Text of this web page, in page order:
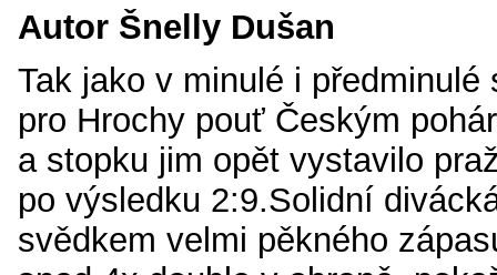
Autor Šnelly Dušan
Tak jako v minulé i předminulé
pro Hrochy pouť Českým
a stopku jim opět vystavilo
po výsledku 2:9.Solidní
svědkem velmi pěkného